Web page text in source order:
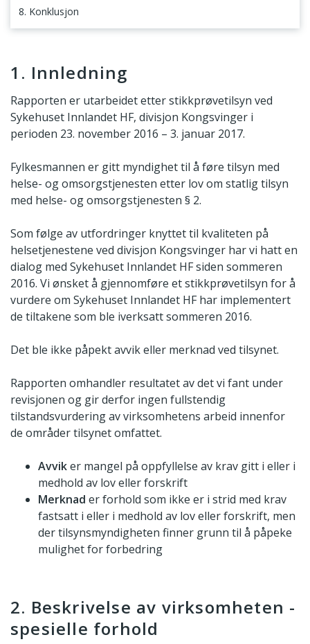
8. Konklusjon
1. Innledning
Rapporten er utarbeidet etter stikkprøvetilsyn ved
Sykehuset Innlandet HF, divisjon Kongsvinger i
perioden 23. november 2016 – 3. januar 2017.
Fylkesmannen er gitt myndighet til å føre tilsyn med
helse- og omsorgstjenesten etter lov om statlig tilsyn
med helse- og omsorgstjenesten § 2.
Som følge av utfordringer knyttet til kvaliteten på
helsetjenestene ved divisjon Kongsvinger har vi hatt en
dialog med Sykehuset Innlandet HF siden sommeren
2016. Vi ønsket å gjennomføre et stikkprøvetilsyn for å
vurdere om Sykehuset Innlandet HF har implementert
de tiltakene som ble iverksatt sommeren 2016.
Det ble ikke påpekt avvik eller merknad ved tilsynet.
Rapporten omhandler resultatet av det vi fant under
revisjonen og gir derfor ingen fullstendig
tilstandsvurdering av virksomhetens arbeid innenfor
de områder tilsynet omfattet.
Avviker mangel på oppfyllelse av krav gitt i eller i
medhold av lov eller forskrift
Merknad er forhold som ikke er i strid med krav
fastsatt i eller i medhold av lov eller forskrift, men
der tilsynsmyndigheten finner grunn til å påpeke
mulighet for forbedring
2. Beskrivelse av virksomheten -
spesielle forhold